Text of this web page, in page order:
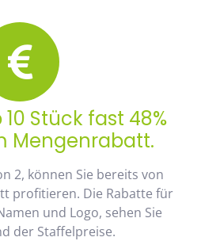
Stück fast 48%
Mengenrabatt.
2, können Sie bereits von
profitieren. Die Rabatte für
und Logo, sehen Sie
der Staffelpreise.